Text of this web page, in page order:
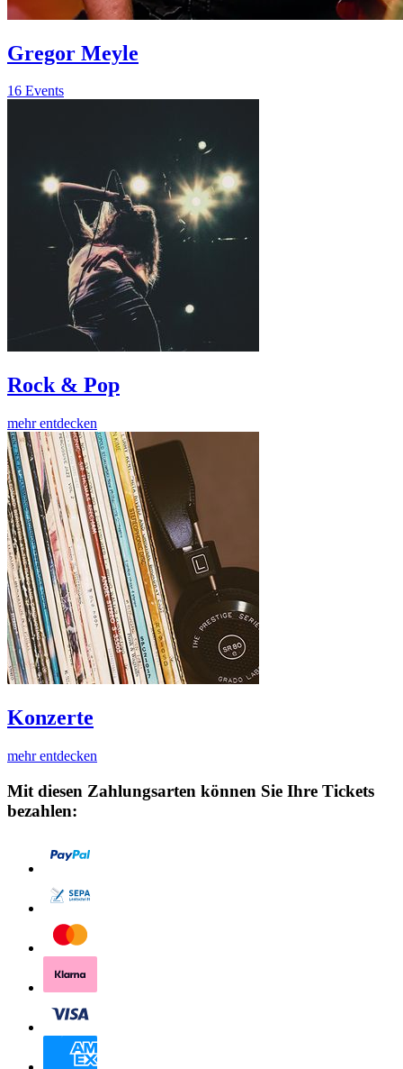
Gregor Meyle
16 Events
Rock & Pop
mehr entdecken
Konzerte
mehr entdecken
Mit diesen Zahlungsarten können Sie Ihre Tickets
bezahlen: